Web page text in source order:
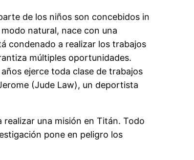
de los niños son concebidos in
natural, nace con una
condenado a realizar los trabajos
múltiples oportunidades.
ejerce toda clase de trabajos
(Jude Law), un deportista
una misión en Titán. Todo
pone en peligro los